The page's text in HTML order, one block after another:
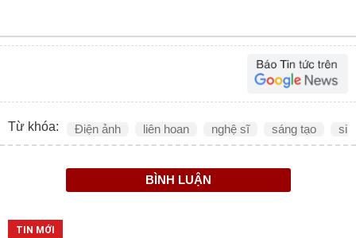
Từ khóa: Điện ảnh liên hoan nghệ sĩ sáng tạo
BÌNH LUẬN
TIN MỚI